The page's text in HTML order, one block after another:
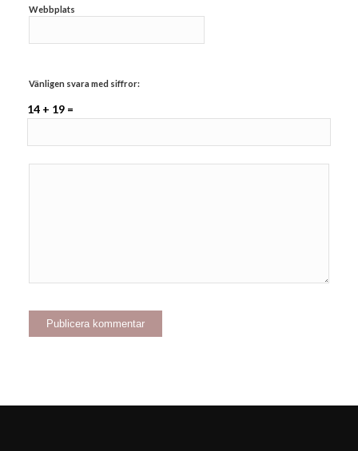
Webbplats
Vänligen svara med siffror:
14 + 19 =